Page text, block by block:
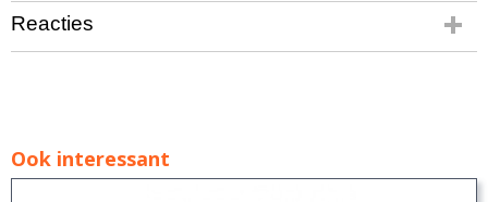
Reacties
Ook interessant